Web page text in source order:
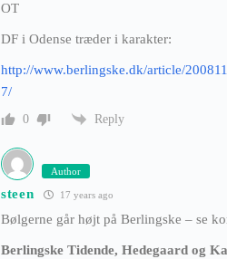
OT
DF i Odense træder i karakter:
http://www.berlingske.dk/article/
7/
0 Reply
Author
steen 17 years ago
Bølgerne går højt på Berlingske – se
Berlingske Tidende, Hedegaard og